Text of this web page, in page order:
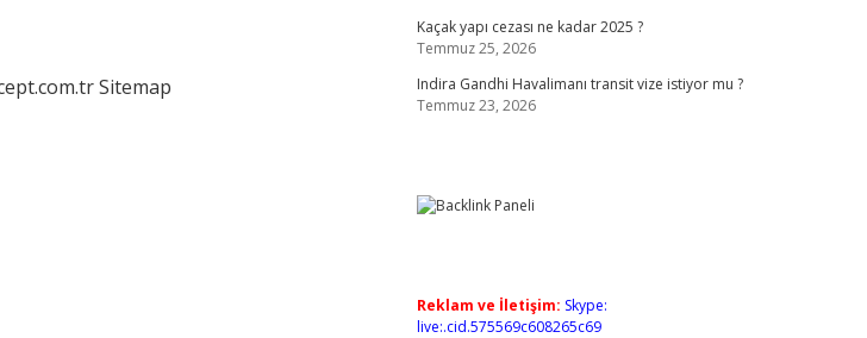
Sitemap
Kaçak yapı cezası ne kadar 2025 ?
Temmuz 25, 2026
Indira Gandhi Havalimanı transit vize istiyor mu ?
Temmuz 23, 2026
Reklam ve İletişim: Skype:
live:.cid.575569c608265c69